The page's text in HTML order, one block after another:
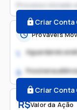
R$Valor da Ação
Processo iniciado
Criar Conta
Prováveis
1. Aguardando
2. Possível
Criar Conta